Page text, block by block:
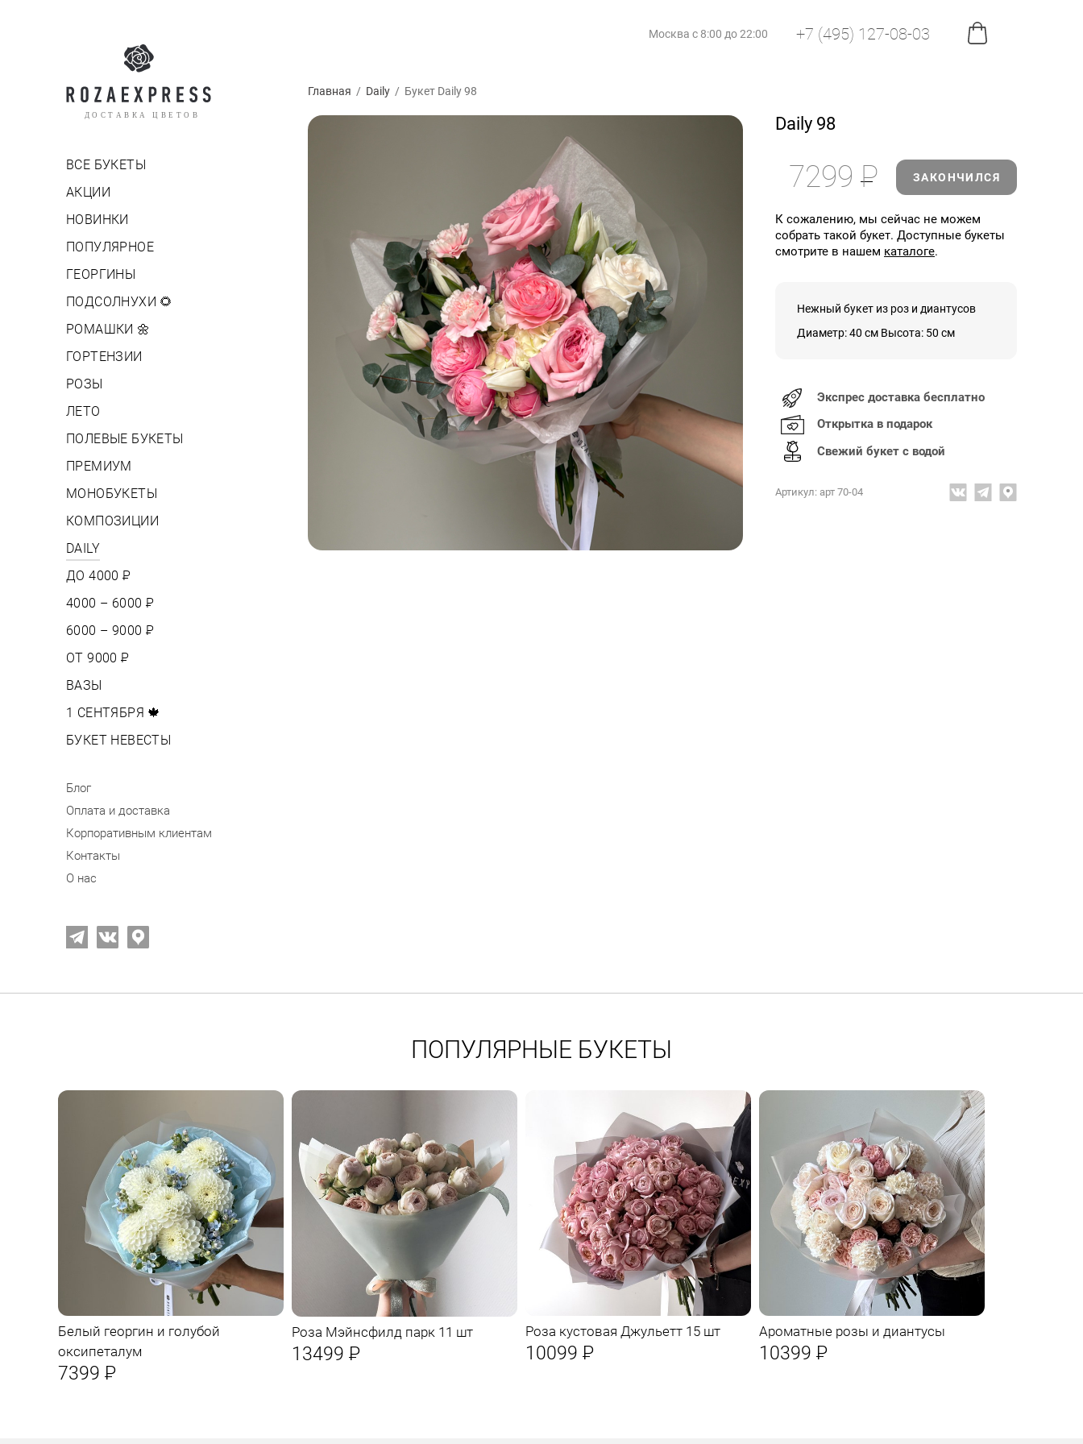
ДОСТАВКА ЦВЕТОВ
ВСЕ БУКЕТЫ
АКЦИИ
НОВИНКИ
ПОПУЛЯРНОЕ
ГЕОРГИНЫ
ПОДСОЛНУХИ 🌻
РОМАШКИ 🌼
ГОРТЕНЗИИ
РОЗЫ
ЛЕТО
ПОЛЕВЫЕ БУКЕТЫ
ПРЕМИУМ
МОНОБУКЕТЫ
КОМПОЗИЦИИ
DAILY
ДО 4000Р
4000 – 6000 Р
6000 – 9000 Р
ОТ 9000Р
ВАЗЫ
1 СЕНТЯБРЯ 🍁
БУКЕТ НЕВЕСТЫ
Блог
Оплата и доставка
Корпоративным клиентам
Контакты
О нас
Москва с 8:00 до 22:00 +7 (495) 127-08-03
Главная / Daily / Букет Daily 98
Daily 98
7299Р ЗАКОНЧИЛСЯ
К сожалению, мы сейчас не можем
собрать такой букет. Доступные букеты
смотрите в нашем каталоге.
Нежный букет из роз и диантусов
Диаметр: 40 см Высота: 50 см
Экспрес доставка бесплатно
Открытка в подарок
Свежий букет с водой
Артикул: арт 70-04
ПОПУЛЯРНЫЕ БУКЕТЫ
Белый георгин и голубой
оксипеталум
7399 Р
Роза Мэйнсфилд парк 11 шт
13499 Р
Роза кустовая Джульетт 15 шт
10099 Р
Ароматные розы и диантусы
10399 Р